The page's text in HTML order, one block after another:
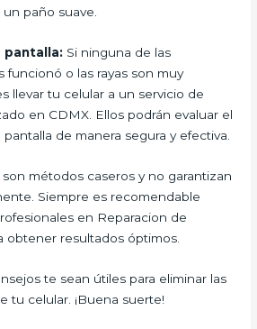
paño suave.
pantalla: Si ninguna de las
funcionó o las rayas son muy
llevar tu celular a un servicio de
en CDMX. Ellos podrán evaluar el
de manera segura y efectiva.
métodos caseros y no garantizan
Siempre es recomendable
en Reparacion de
obtener resultados óptimos.
te sean útiles para eliminar las
tu celular. ¡Buena suerte!